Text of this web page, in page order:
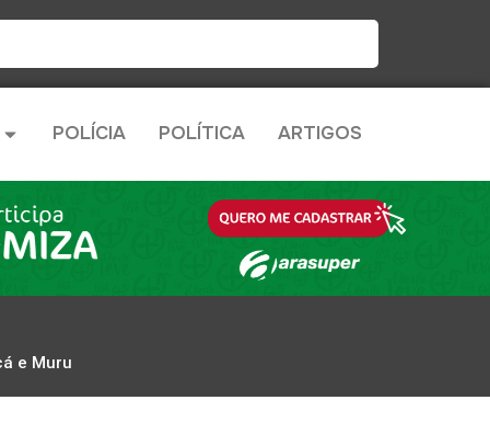
POLÍCIA POLÍTICA ARTIGOS
e Muru